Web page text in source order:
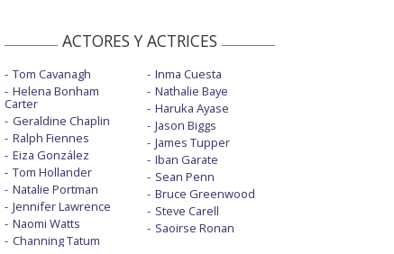
ACTORES Y ACTRICES
Tom Cavanagh
Helena Bonham
Carter
Geraldine Chaplin
Ralph Fiennes
Eiza González
Tom Hollander
Natalie Portman
Jennifer Lawrence
Naomi Watts
Channing Tatum
Inma Cuesta
Nathalie Baye
Haruka Ayase
Jason Biggs
James Tupper
Iban Garate
Sean Penn
Bruce Greenwood
Steve Carell
Saoirse Ronan